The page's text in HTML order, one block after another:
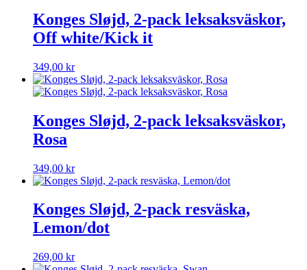
Konges Sløjd, 2-pack leksaksväskor,
Off white/Kick it
349,00 kr
Konges Sløjd, 2-pack leksaksväskor,
Rosa
349,00 kr
Konges Sløjd, 2-pack resväska,
Lemon/dot
269,00 kr